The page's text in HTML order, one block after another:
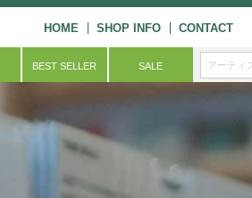
HOME SHOP INFO CONTACT
BEST SELLER SALE